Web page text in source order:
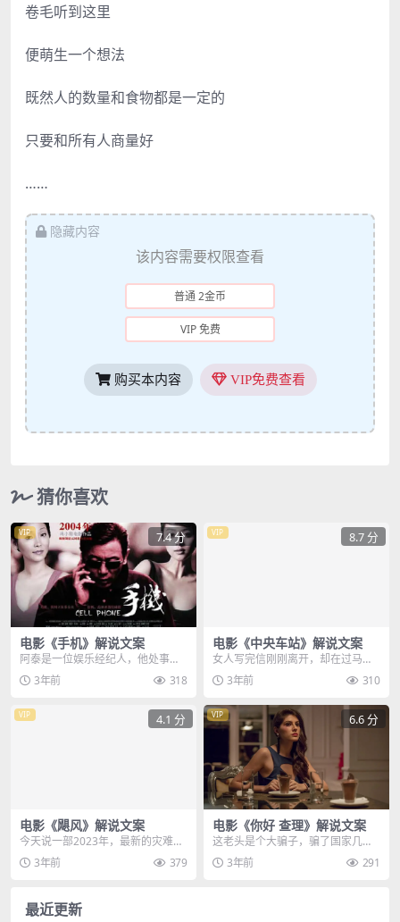
卷毛听到这里
便萌生一个想法
既然人的数量和食物都是一定的
只要和所有人商量好
……
隐藏内容
该内容需要权限查看
普通 2金币
VIP 免费
购买本内容 VIP免费查看
猜你喜欢
VIP 7.4 分
电影《手机》解说文案
阿泰是一位娱乐经纪人，他处事圆
滑，八面玲珑，只是脾气有点暴
躁，为了事业，阿泰不惜...
3年前 318
VIP 8.7 分
电影《中央车站》解说文案
女人写完信刚刚离开，却在过马路
时不幸出了车祸，刚才还活生生的
一个人，眨眼之间就趴...
3年前 310
VIP 4.1 分
电影《飓风》解说文案
今天说一部2023年，最新的灾难电
影飓风，影片改编，追风人比尔布
罗迪的传奇人生，...
3年前 379
VIP 6.6 分
电影《你好 查理》解说文案
这老头是个大骗子，骗了国家几十
亿，正在被全国通缉，女同伙给他
出了个主意你扮成大猩...
3年前 291
最近更新